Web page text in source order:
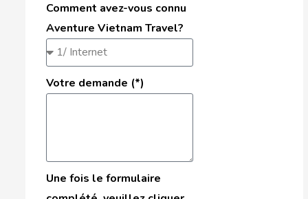
Comment avez-vous connu
Aventure Vietnam Travel?
Votre demande (*)
Une fois le formulaire